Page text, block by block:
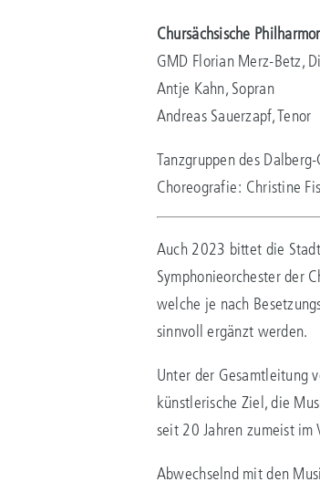
Chursächsische
GMD Florian Merz-Betz,
Antje Kahn, Sopran
Andreas Sauerzapf, Tenor
Tanzgruppen des
Choreografie: Christine
Auch 2023 bittet die
Symphonieorchester der
welche je nach
sinnvoll ergänzt werden.
Unter der Gesamtleitung
künstlerische Ziel, die
seit 20 Jahren zumeist im
Abwechselnd mit den